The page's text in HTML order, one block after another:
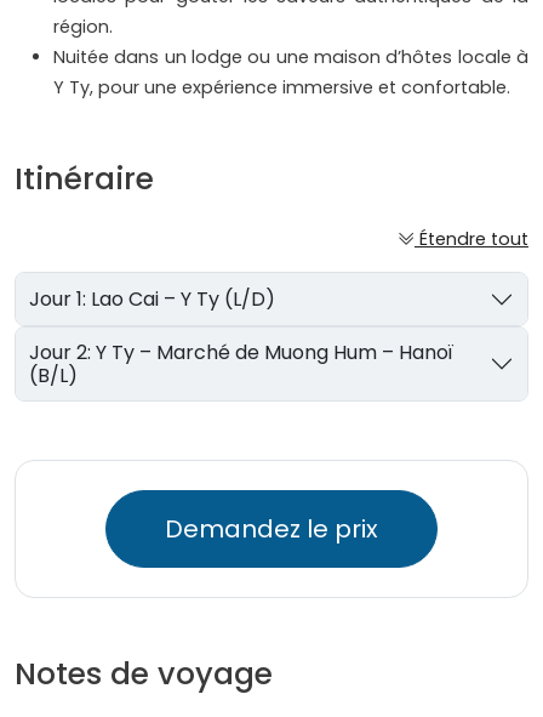
région.
Nuitée dans un lodge ou une maison d’hôtes locale à
Y Ty, pour une expérience immersive et confortable.
Itinéraire
Étendre tout
Jour 1: Lao Cai – Y Ty (L/D)
Jour 2: Y Ty – Marché de Muong Hum – Hanoï
(B/L)
Demandez le prix
Notes de voyage